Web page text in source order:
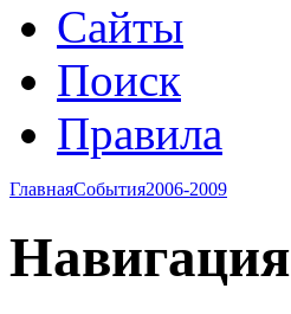
Сайты
Поиск
Правила
ГлавнаяСобытия2006-2009
Навигация